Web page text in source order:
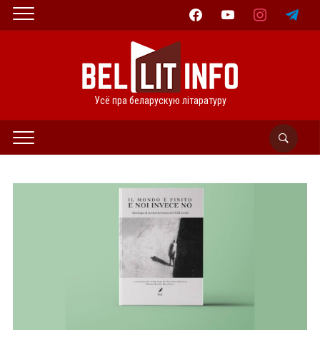
facebookyoutube instagramtelegram
Усё пра беларускую літаратуру